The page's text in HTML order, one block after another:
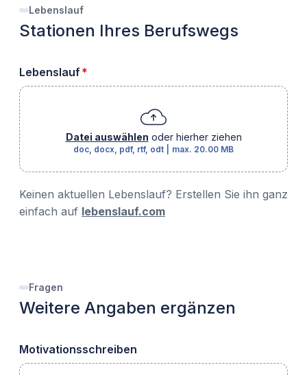
Lebenslauf
Stationen Ihres Berufswegs
Lebenslauf*
Datei auswählen oder hierher ziehen
doc, docx, pdf, rtf, odt max. 20.00 MB
Keinen aktuellen Lebenslauf? Erstellen Sie ihn ganz
einfach auf lebenslauf.com
Fragen
Weitere Angaben ergänzen
Motivationsschreiben